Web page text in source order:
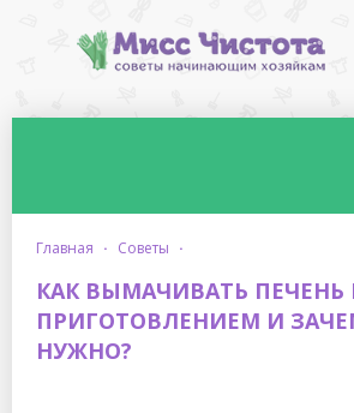
главная · советы ·
КАК ВЫМАЧИВАТЬ ПЕЧЕНЬ
ПРИГОТОВЛЕНИЕМ И
НУЖНО?